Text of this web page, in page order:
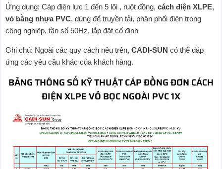
Ứng dụng: Cáp điện lực 1 đến 5 lõi , ruột đồng, cách điện XLPE,
vỏ bằng nhựa PVC, dùng để truyền tải, phân phối điện trong
công nghiệp, tần số 50Hz, lắp đặt cố định
Ghi chú: Ngoài các quy cách nêu trên, CADI-SUN có thể đáp
ứng các yêu cầu khác của khách hàng.
BẢNG THÔNG SỐ KỸ THUẬT CÁP ĐỒNG ĐƠN CÁCH
ĐIỆN XLPE VỎ BỌC NGOÀI PVC 1X